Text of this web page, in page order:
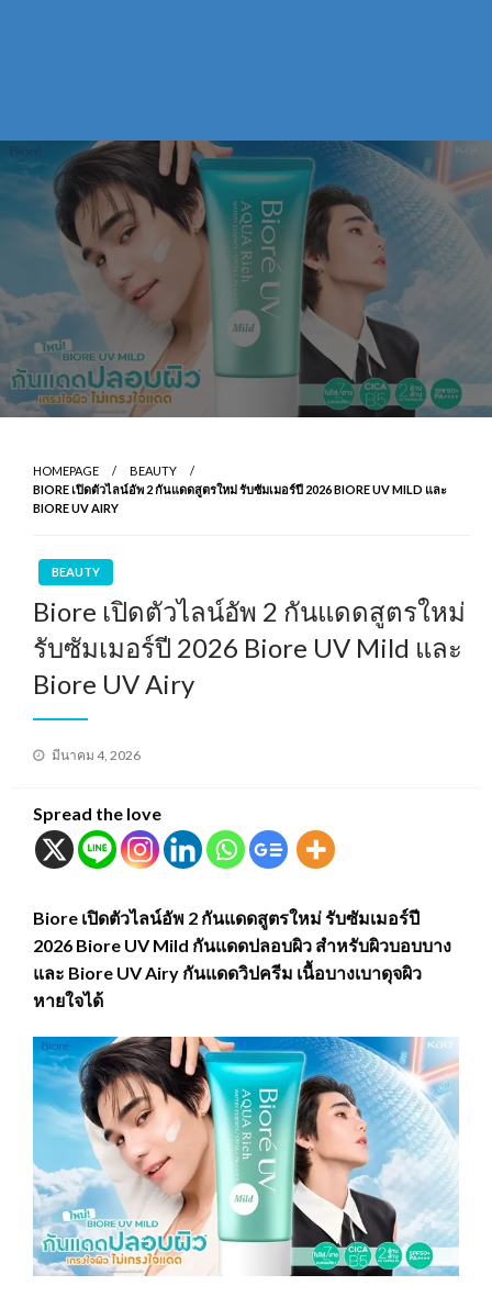
HOMEPAGE
BEAUTY
BIORE เปิดตัวไลน์อัพ 2 กันแดดสูตรใหม่ รับซัมเมอร์ปี 2026 BIORE UV MILD และ
BIORE UV AIRY
BEAUTY
Biore เปิดตัวไลน์อัพ 2 กันแดดสูตรใหม่
รับซัมเมอร์ปี 2026 Biore UV Mild และ
Biore UV Airy
Posted
มีนาคม 4, 2026
Spread the love
Biore เปิดตัวไลน์อัพ 2 กันแดดสูตรใหม่ รับซัมเมอร์ปี
2026 Biore UV Mild กันแดดปลอบผิว สำหรับผิวบอบบาง
และ Biore UV Airy กันแดดวิปครีม เนื้อบางเบาดุจผิว
หายใจได้